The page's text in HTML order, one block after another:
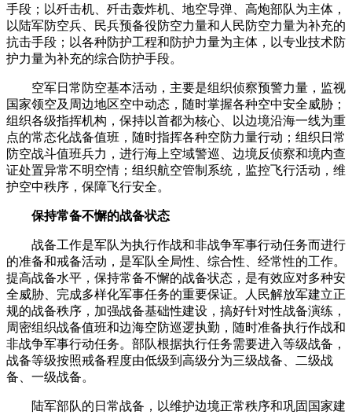
手段；以歼击机、歼击轰炸机、地空导弹、高炮部队为主体，
以陆军防空兵、民兵预备役防空力量和人民防空力量为补充的
抗击手段；以各种防护工程和防护力量为主体，以专业技术防
护力量为补充的综合防护手段。
空军日常防空基本活动，主要是组织侦察预警力量，监视
国家领空及周边地区空中动态，随时掌握各种空中安全威胁；
组织各级指挥机构，保持以首都为核心、以边境沿海一线为重
点的常态化战备值班，随时指挥各种空防力量行动；组织日常
防空战斗值班兵力，进行海上空域警巡、边境反侦察和境内查
证处置异常不明空情；组织航空管制系统，监控飞行活动，维
护空中秩序，保障飞行安全。
保持常备不懈的战备状态
战备工作是军队为执行作战和非战争军事行动任务而进行
的准备和戒备活动，是军队全局性、综合性、经常性的工作。
提高战备水平，保持常备不懈的战备状态，是有效应对多种安
全威胁、完成多样化军事任务的重要保证。人民解放军建立正
规的战备秩序，加强战备基础性建设，搞好针对性战备演练，
周密组织战备值班和边海空防巡逻执勤，随时准备执行作战和
非战争军事行动任务。部队根据执行任务需要进入等级战备，
战备等级按照戒备程度由低级到高级分为三级战备、二级战
备、一级战备。
陆军部队的日常战备，以维护边境正常秩序和巩固国家建